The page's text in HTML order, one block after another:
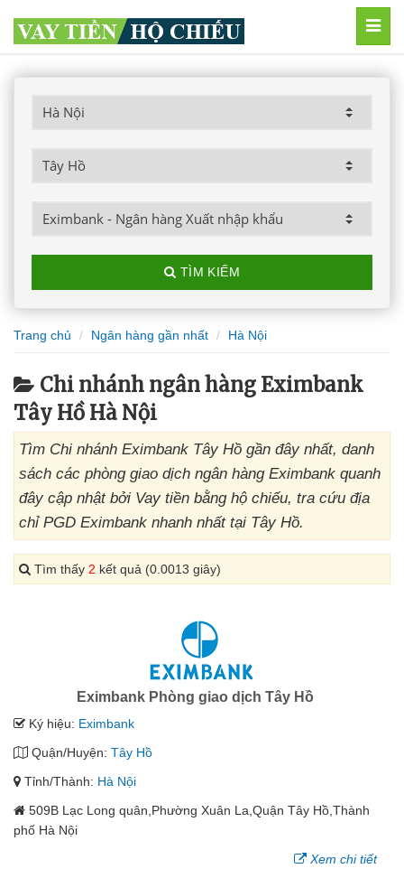
TÌM KIẾM
Trang chủ Ngân hàng gần nhất Hà Nội
Chi nhánh ngân hàng Eximbank
Tây Hồ Hà Nội
Tìm Chi nhánh Eximbank Tây Hồ gần đây nhất, danh
sách các phòng giao dịch ngân hàng Eximbank quanh
đây cập nhật bởi Vay tiền bằng hộ chiếu, tra cứu địa
chỉ PGD Eximbank nhanh nhất tại Tây Hồ.
Tìm thấy 2 kết quả (0.0013 giây)
Eximbank Phòng giao dịch Tây Hồ
Ký hiệu: Eximbank
Quận/Huyện: Tây Hồ
Tỉnh/Thành: Hà Nội
509B Lạc Long quân,Phường Xuân La,Quận Tây Hồ,Thành
phố Hà Nội
Xem chi tiết